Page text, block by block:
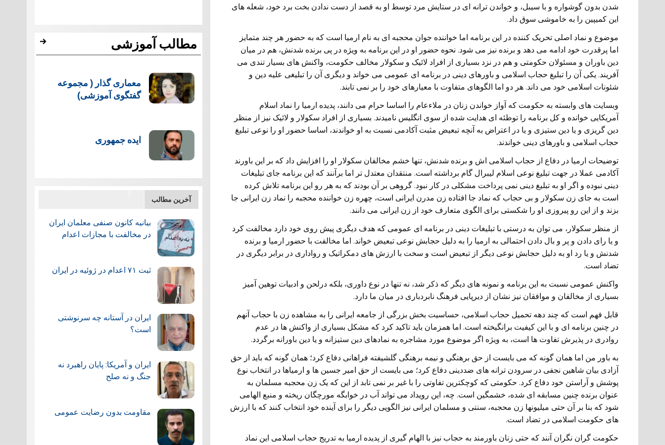
شدن بدون گوشواره و با سیبل، و خواندن ترانه ای در ستایش مرد توسط او به قصد از دست ندادن بخت برد خود، شعله های
این کمیپین را به خاموشی سوق داد.
موضوع و نماد اصلی تحریک کننده در این برنامه اما خواننده جوان محجبه ای به نام ارمیا است که به حضور هر چند متمایز
اما پرقدرت خود ادامه می دهد و برنده نیز می شود. نحوه حضور او در این برنامه به ویژه در پی برنده شدنش، هم در میان
دین باوران و مسئولان حکومتی و هم در نزد بسیاری از افراد لائیک و سکولار مخالف حکومت، واکنش های بسیار تندی می
آفریند. یکی آن را تبلیغ حجاب اسلامی و باورهای دینی در برنامه ای عمومی می خواند و دیگری آن را تبلیغی علیه دین و
شئونات اسلامی خود می داند. هر دو اما الگوهای متفاوت با معیارهای خود را بر نمی تابند.
وبسایت های وابسته به حکومت که آواز خواندن زنان در ملاءعام را اساسا حرام می دانند، پدیده ارمیا را نماد اسلام
آمریکایی خوانده و کل برنامه را توطئه ای هدایت شده از سوی انگلیس نامیدند. بسیاری از افراد سکولار و لائیک نیز از منظر
دین گریزی و یا دین ستیزی و یا در اعتراض به آنچه تبعیض مثبت آکادمی نسبت به او خواندند، اساسا حضور او را نوعی تبلیغ
حجاب اسلامی و باورهای دینی خواندند.
توضیحات ارمیا در دفاع از حجاب اسلامی اش و برنده شدنش، تنها خشم مخالفان سکولار او را افزایش داد که بر این باورند
آکادمی عملا در جهت تبلیغ نوعی اسلام لیبرال گام برداشته است. منتقدان معتدل تر اما برآنند که این برنامه جای تبلیغات
دینی نبوده و اگر او به تبلیغ دینی نمی پرداخت مشکلی در کار نبود. گروهی بر آن بودند که به هر رو این برنامه تلاش کرده
است به جای زن سکولار و بی حجاب که نماد جا افتاده زن مدرن ایرانی است، چهره زن خواننده محجبه را نماد زن ایرانی جا
بزند و از این رو پیروزی او را شکستی برای الگوی متعارف خود از زن ایرانی می دانند.
از منظر سکولار، می توان به درستی با تبلیغات دینی در برنامه ای عمومی که هدف دیگری پیش روی خود دارد مخالفت کرد
و یا رای دادن و پر و بال دادن احتمالی به ارمیا را به دلیل حجابش نوعی تبعیض خواند. اما مخالفت با حضور ارمیا و برنده
شدنش و یا رد او به دلیل حجابش نوعی دیگر از تبعیض است و سخت با ارزش های دمکراتیک و رواداری در برابر دیگری در
تضاد است.
واکنش عمومی نسبت به این برنامه و نمونه های دیگر که ذکر شد، نه تنها در نوع داوری، بلکه درلحن و ادبیات توهین آمیز
بسیاری از مخالفان و موافقان نیز نشان از دیرپایی فرهنگ نابردباری در میان ما دارد.
قابل فهم است که چند دهه تحمیل حجاب اسلامی، حساسیت بخش بزرگی از جامعه ایرانی را به مشاهده زن با حجاب آنهم
در چنین برنامه ای و با این کیفیت برانگیخته است. اما همزمان باید تاکید کرد که مشکل بسیاری از واکنش ها در عدم
روادری در پذیرش تفاوت ها است، به ویژه اگر موضوع مورد مشاجره به نمادهای دین ستیزانه و یا دین باورانه برگردد.
به باور من اما همان گونه که می بایست از حق برهنگی و نیمه برهنگی گلشیفته فراهانی دفاع کرد؛ همان گونه که باید از حق
آزادی بیان شاهین نجفی در سرودن ترانه های ضددینی دفاع کرد؛ می بایست از حق امیر جسین ها و ارمیاها در انتخاب نوع
پوشش و آراستن خود دفاع کرد. حکومتی که کوچکترین تفاوتی را با غیر بر نمی تابد از این که یک زن محجبه مسلمان به
عنوان برنده چنین مسابقه ای شده، خشمگین است. چه، این رویداد می تواند آب در خوابگه مورچگان ریخته و منبع الهامی
شود که بنا بر آن حتی میلیونها زن محجبه، سنتی و مسلمان ایرانی نیز الگویی دیگر را برای آینده خود انتخاب کنند که با ارزش
های حکومت اسلامی در تضاد است.
حکومت گران نگران آنند که حتی زنان باورمند به حجاب نیز با الهام گیری از پدیده ارمیا به تدریج حجاب اسلامی این نماد
مطالب آموزشی
معماری گذار ( مجموعه
گفتگوی آموزشی)
ایده جمهوری
آخرین مطالب
بیانیه کانون صنفی معلمان ایران
در مخالفت با مجازات اعدام
ثبت ۷۱ اعدام در ژوئيه در ایران
ایران در آستانه چه سرنوشتی
است؟
ایران و آمریکا: پایان راهبرد نه
جنگ و نه صلح
مقاومت بدون رضایت عمومی